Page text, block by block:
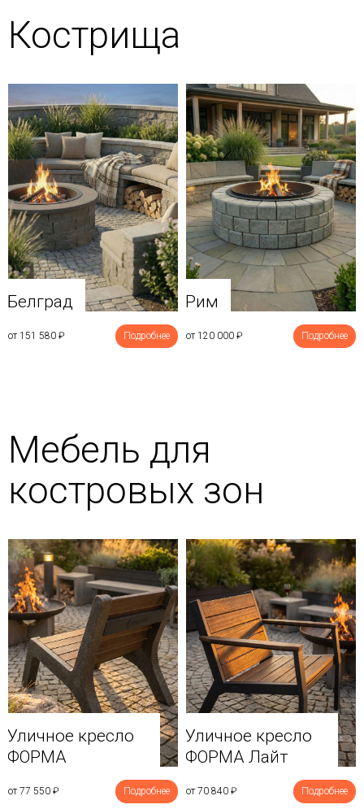
Кострища
Белград
от 151 580 ₽ Подробнее
Рим
от 120 000 ₽ Подробнее
Мебель для
костровых зон
Уличное кресло
ФОРМА
от 77 550 ₽ Подробнее
Уличное кресло
ФОРМА Лайт
от 70 840 ₽ Подробнее